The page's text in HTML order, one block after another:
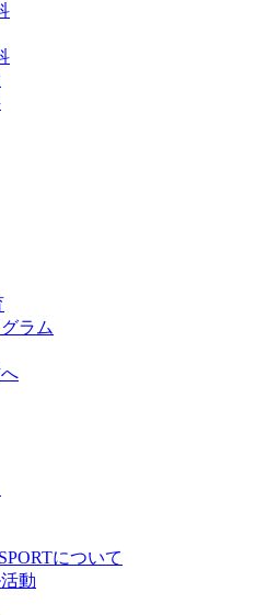
ラム
について
動